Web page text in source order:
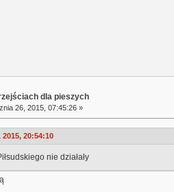
dla pieszych
26, 2015, 07:45:26 »
20:54:10
nie działały